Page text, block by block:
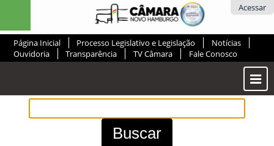
Acessar
Página Inicial Processo Legislativo e Legislação
Notícias
Ouvidoria
Transparência TV Câmara Fale Conosco
ou